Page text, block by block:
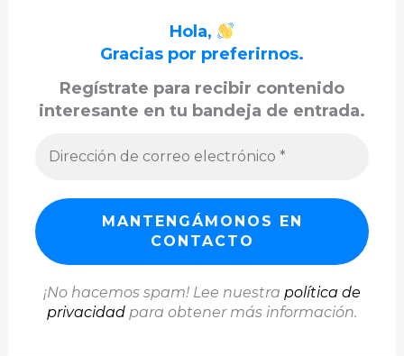
Hola,
Gracias por preferirnos.
Regístrate para recibir contenido
interesante en tu bandeja de entrada.
¡No hacemos spam! Lee nuestra política de
privacidad para obtener más información.